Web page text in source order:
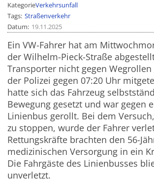
KategorieVerkehrsunfall
Tags Straßenverkehr
Datum 19.11.2025
Ein VW-Fahrer hat am
der Wilhelm-Pieck-Straße
Transporter nicht gegen
der Polizei gegen 07:20 Uhr
hatte sich das Fahrzeug
Bewegung gesetzt und war gegen
Linienbus gerollt. Bei dem
zu stoppen, wurde der Fahrer
Rettungskräfte brachten den 56-
medizinischen Versorgung in ein
Die Fahrgäste des Linienbusses
unverletzt.